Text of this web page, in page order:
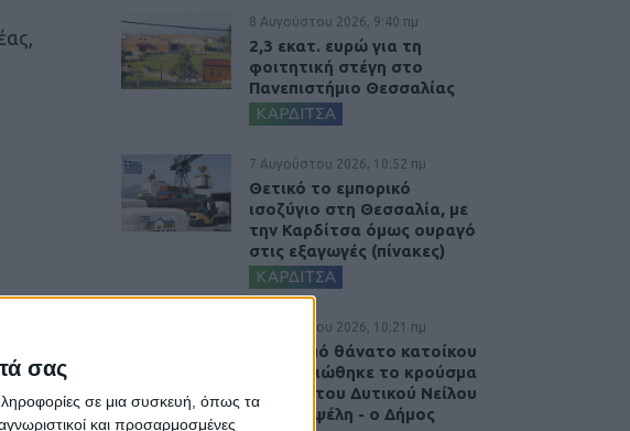
σας
σε μια συσκευή, όπως τα
και προσαρμοσμένες
8 Αυγούστου 2026, 9:40 πμ
2,3 εκατ. ευρώ για τη
φοιτητική στέγη στο
Πανεπιστήμιο Θεσσαλίας
ΚΑΡΔΙΤΣΑ
7 Αυγούστου 2026, 10:52 πμ
Θετικό το εμπορικό
ισοζύγιο στη Θεσσαλία, με
την Καρδίτσα όμως ουραγό
στις εξαγωγές (πίνακες)
ΚΑΡΔΙΤΣΑ
7 Αυγούστου 2026, 10:21 πμ
Μετά από θάνατο κατοίκου
επιβεβαιώθηκε το κρούσμα
του ιού του Δυτικού Νείλου
στην Κυψέλη - ο Δήμος